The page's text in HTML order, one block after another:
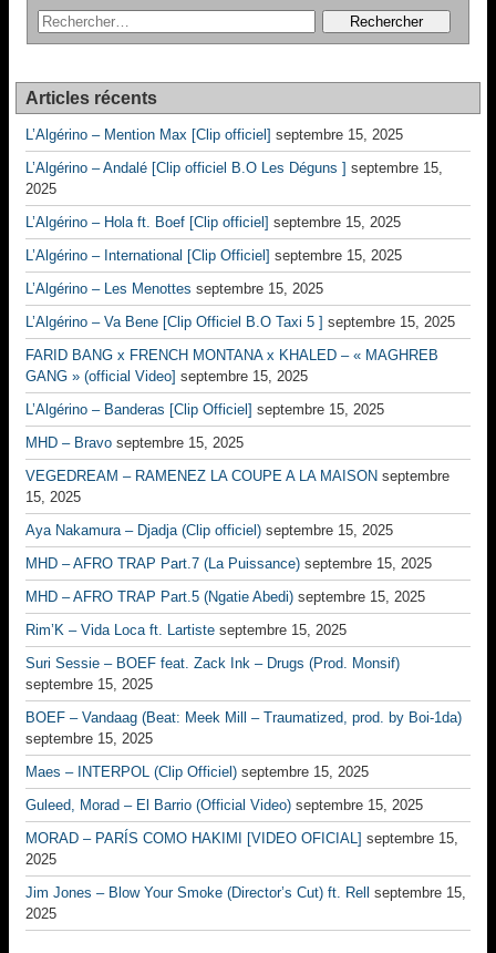
Articles récents
L’Algérino – Mention Max [Clip officiel] septembre 15, 2025
L’Algérino – Andalé [Clip officiel B.O Les Déguns ] septembre 15,
2025
L’Algérino – Hola ft. Boef [Clip officiel] septembre 15, 2025
L’Algérino – International [Clip Officiel] septembre 15, 2025
L’Algérino – Les Menottes septembre 15, 2025
L’Algérino – Va Bene [Clip Officiel B.O Taxi 5 ] septembre 15, 2025
FARID BANG x FRENCH MONTANA x KHALED – « MAGHREB
GANG » (official Video] septembre 15, 2025
L’Algérino – Banderas [Clip Officiel] septembre 15, 2025
MHD – Bravo septembre 15, 2025
VEGEDREAM – RAMENEZ LA COUPE A LA MAISON septembre
15, 2025
Aya Nakamura – Djadja (Clip officiel) septembre 15, 2025
MHD – AFRO TRAP Part.7 (La Puissance) septembre 15, 2025
MHD – AFRO TRAP Part.5 (Ngatie Abedi) septembre 15, 2025
Rim’K – Vida Loca ft. Lartiste septembre 15, 2025
Suri Sessie – BOEF feat. Zack Ink – Drugs (Prod. Monsif)
septembre 15, 2025
BOEF – Vandaag (Beat: Meek Mill – Traumatized, prod. by Boi-1da)
septembre 15, 2025
Maes – INTERPOL (Clip Officiel) septembre 15, 2025
Guleed, Morad – El Barrio (Official Video) septembre 15, 2025
MORAD – PARÍS COMO HAKIMI [VIDEO OFICIAL] septembre 15,
2025
Jim Jones – Blow Your Smoke (Director’s Cut) ft. Rell
septembre 15,
2025